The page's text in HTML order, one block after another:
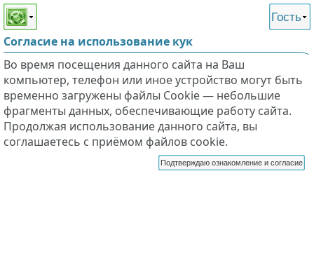
Этот сайт поддерживает
слабовидящих
Гость
Согласие на использование кук
Во время посещения данного сайта на Ваш
компьютер, телефон или иное устройство могут быть
временно загружены файлы Cookie — небольшие
фрагменты данных, обеспечивающие работу сайта.
Продолжая использование данного сайта, вы
соглашаетесь с приёмом файлов cookie.
Подтверждаю ознакомление и согласие